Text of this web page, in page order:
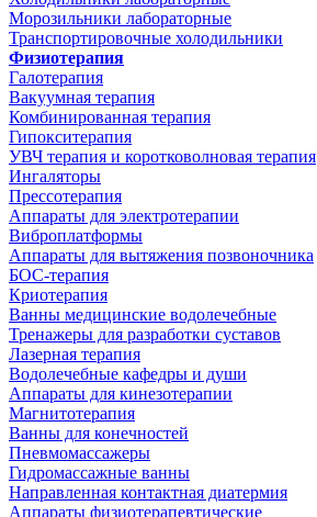
Морозильники лабораторные
Транспортировочные холодильники
Физиотерапия
Галотерапия
Вакуумная терапия
Комбинированная терапия
Гипокситерапия
УВЧ терапия и коротковолновая терапия
Ингаляторы
Прессотерапия
Аппараты для электротерапии
Виброплатформы
Аппараты для вытяжения позвоночника
БОС-терапия
Криотерапия
Ванны медицинские водолечебные
Тренажеры для разработки суставов
Лазерная терапия
Водолечебные кафедры и души
Аппараты для кинезотерапии
Магнитотерапия
Ванны для конечностей
Пневмомассажеры
Гидромассажные ванны
Направленная контактная диатермия
Аппараты физиотерапевтические